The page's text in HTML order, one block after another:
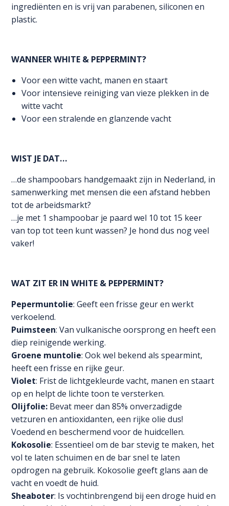
ingrediënten en is vrij van parabenen, siliconen en
plastic.
WANNEER WHITE & PEPPERMINT?
Voor een witte vacht, manen en staart
Voor intensieve reiniging van vieze plekken in de
witte vacht
Voor een stralende en glanzende vacht
WIST JE DAT…
…de shampoobars handgemaakt zijn in Nederland, in
samenwerking met mensen die een afstand hebben
tot de arbeidsmarkt?
…je met 1 shampoobar je paard wel 10 tot 15 keer
van top tot teen kunt wassen? Je hond dus nog veel
vaker!
WAT ZIT ER IN WHITE & PEPPERMINT?
Pepermuntolie: Geeft een frisse geur en werkt
verkoelend.
Puimsteen: Van vulkanische oorsprong en heeft een
diep reinigende werking.
Groene muntolie: Ook wel bekend als spearmint,
heeft een frisse en rijke geur.
Violet: Frist de lichtgekleurde vacht, manen en staart
op en helpt de lichte toon te versterken.
Olijfolie: Bevat meer dan 85% onverzadigde
vetzuren en antioxidanten, een rijke olie dus!
Voedend en beschermend voor de huidcellen.
Kokosolie: Essentieel om de bar stevig te maken, het
vol te laten schuimen en de bar snel te laten
opdrogen na gebruik. Kokosolie geeft glans aan de
vacht en voedt de huid.
Sheaboter: Is vochtinbrengend bij een droge huid en